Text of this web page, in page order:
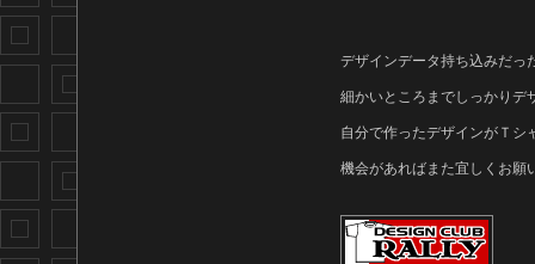
デザインデータ持ち込みだっ
細かいところまでしっかりデ
自分で作ったデザインがＴシ
機会があればまた宜しくお願